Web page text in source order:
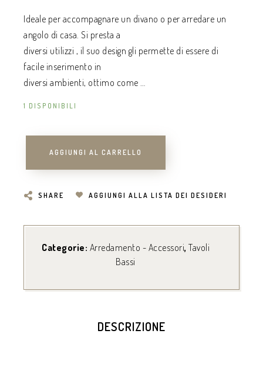
Ideale per accompagnare un divano o per arredare un
angolo di casa. Si presta a
diversi utilizzi , il suo design gli permette di essere di
facile inserimento in
diversi ambienti, ottimo come …
1 DISPONIBILI
AGGIUNGI AL CARRELLO
SHARE AGGIUNGI ALLA LISTA DEI DESIDERI
Categorie: Arredamento - Accessori, Tavoli
Bassi
DESCRIZIONE